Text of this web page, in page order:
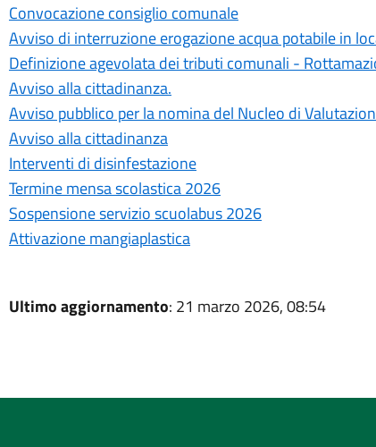
Convocazione consiglio comunale
Avviso di interruzione erogazione acqua potabile in
Definizione agevolata dei tributi comunali -
Avviso alla cittadinanza.
Avviso pubblico per la nomina del Nucleo di
Avviso alla cittadinanza
Interventi di disinfestazione
Termine mensa scolastica 2026
Sospensione servizio scuolabus 2026
Attivazione mangiaplastica
Ultimo aggiornamento: 21 marzo 2026, 08:54